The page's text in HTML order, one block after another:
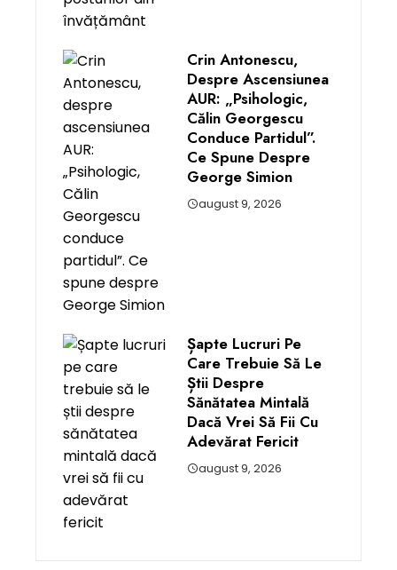
Crin Antonescu,
Despre Ascensiunea
AUR: „Psihologic,
Călin Georgescu
Conduce Partidul”.
Ce Spune Despre
George Simion
august 9, 2026
Șapte Lucruri Pe
Care Trebuie Să Le
Știi Despre
Sănătatea Mintală
Dacă Vrei Să Fii Cu
Adevărat Fericit
august 9, 2026